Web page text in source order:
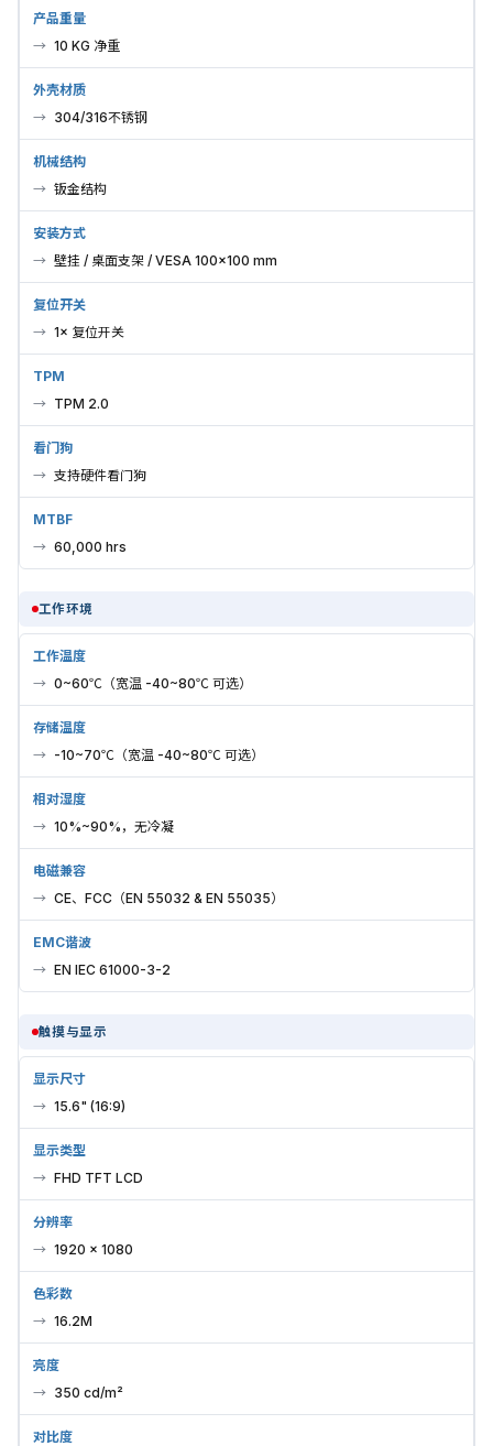
产品重量
10 KG 净重
外壳材质
304/316不锈钢
机械结构
钣金结构
安装方式
壁挂 / 桌面支架 / VESA 100×100 mm
复位开关
1× 复位开关
TPM
TPM 2.0
看门狗
支持硬件看门狗
MTBF
60,000 hrs
工作环境
工作温度
0~60℃（宽温 -40~80℃ 可选）
存储温度
-10~70℃（宽温 -40~80℃ 可选）
相对湿度
10%~90%，无冷凝
电磁兼容
CE、FCC（EN 55032 & EN 55035）
EMC谐波
EN IEC 61000-3-2
触摸与显示
显示尺寸
15.6" (16:9)
显示类型
FHD TFT LCD
分辨率
1920 × 1080
色彩数
16.2M
亮度
350 cd/m²
对比度